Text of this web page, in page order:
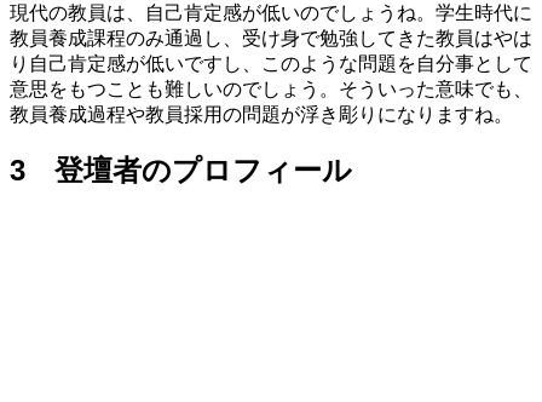
現代の教員は、自己肯定感が低いのでしょうね。学生時代に
教員養成課程のみ通過し、受け身で勉強してきた教員はやは
り自己肯定感が低いですし、このような問題を自分事として
意思をもつことも難しいのでしょう。そういった意味でも、
教員養成過程や教員採用の問題が浮き彫りになりますね。
3 登壇者のプロフィール